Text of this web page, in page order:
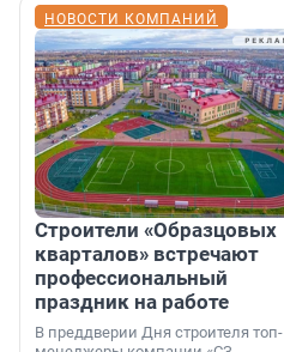
НОВОСТИ КОМПАНИЙ
Строители «Образцовых
кварталов» встречают
профессиональный
праздник на работе
В преддверии Дня строителя топ-